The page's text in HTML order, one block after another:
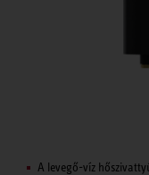
A levegő-víz